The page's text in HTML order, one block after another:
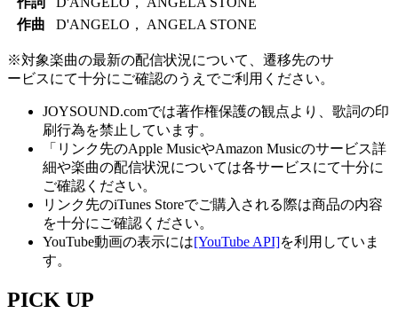
作曲
D'ANGELO， ANGELA STONE
※対象楽曲の最新の配信状況について、遷移先のサ
ービスにて十分にご確認のうえでご利用ください。
JOYSOUND.comでは著作権保護の観点より、歌詞の印
刷行為を禁止しています。
「リンク先のApple MusicやAmazon Musicのサービス詳
細や楽曲の配信状況については各サービスにて十分に
ご確認ください。
リンク先のiTunes Storeでご購入される際は商品の内容
を十分にご確認ください。
YouTube動画の表示には[YouTube API]を利用していま
す。
PICK UP